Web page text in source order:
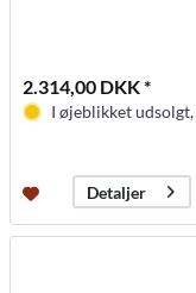
2.314,00 DKK *
I øjeblikket
Detaljer